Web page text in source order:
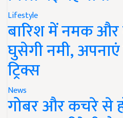
Lifestyle
बारिश में नमक और
घुसेगी नमी,
ट्रिक्स
News
गोबर और कचरे से